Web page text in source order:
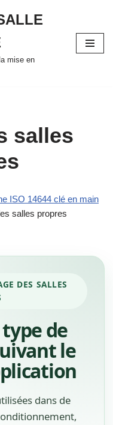
mise en
salles
ISO 14644 clé en main
salles propres
DES SALLES
de
le
dans de